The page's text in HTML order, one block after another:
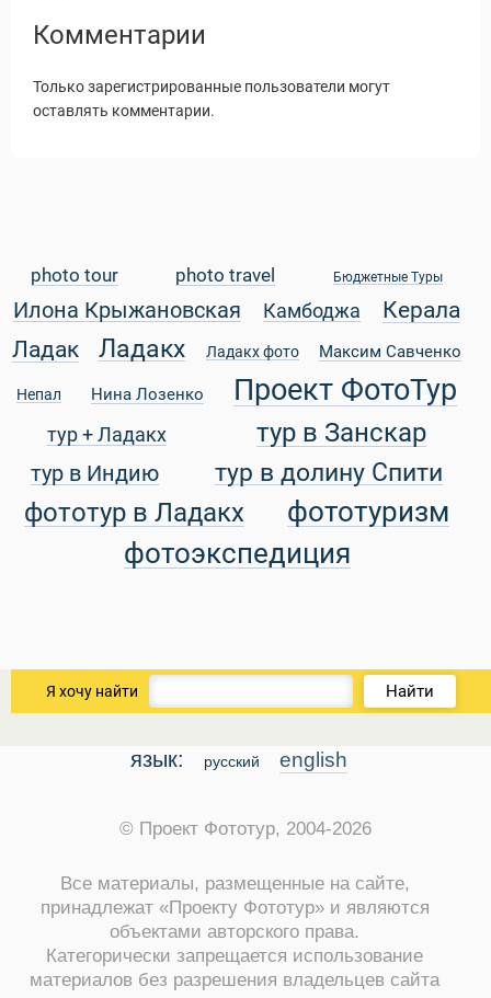
Туры
Статьи
Комментарии
Только зарегистрированные пользователи могут
оставлять комментарии.
photo tour photo travel Бюджетные Туры
Илона Крыжановская Камбоджа
Керала
Ладак
Ладакх Ладакх фото Максим Савченко
Непал Нина Лозенко Проект ФотоТур
тур + Ладакх тур в Занскар
тур в Индию тур в долину Спити
фототур в Ладакх
фототуризм
фотоэкспедиция
Я хочу найти Найти
язык: русский english
© Проект Фототур, 2004-2026
Все материалы, размещенные на сайте,
принадлежат «Проекту Фототур» и являются
объектами авторского права.
Категорически запрещается использование
материалов без разрешения владельцев сайта